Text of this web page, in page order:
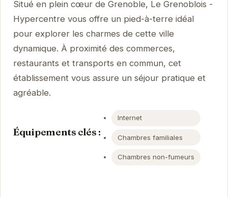
Situé en plein cœur de Grenoble, Le Grenoblois -
Hypercentre vous offre un pied-à-terre idéal
pour explorer les charmes de cette ville
dynamique. À proximité des commerces,
restaurants et transports en commun, cet
établissement vous assure un séjour pratique et
agréable.
Équipements clés :
Internet
Chambres familiales
Chambres non-fumeurs